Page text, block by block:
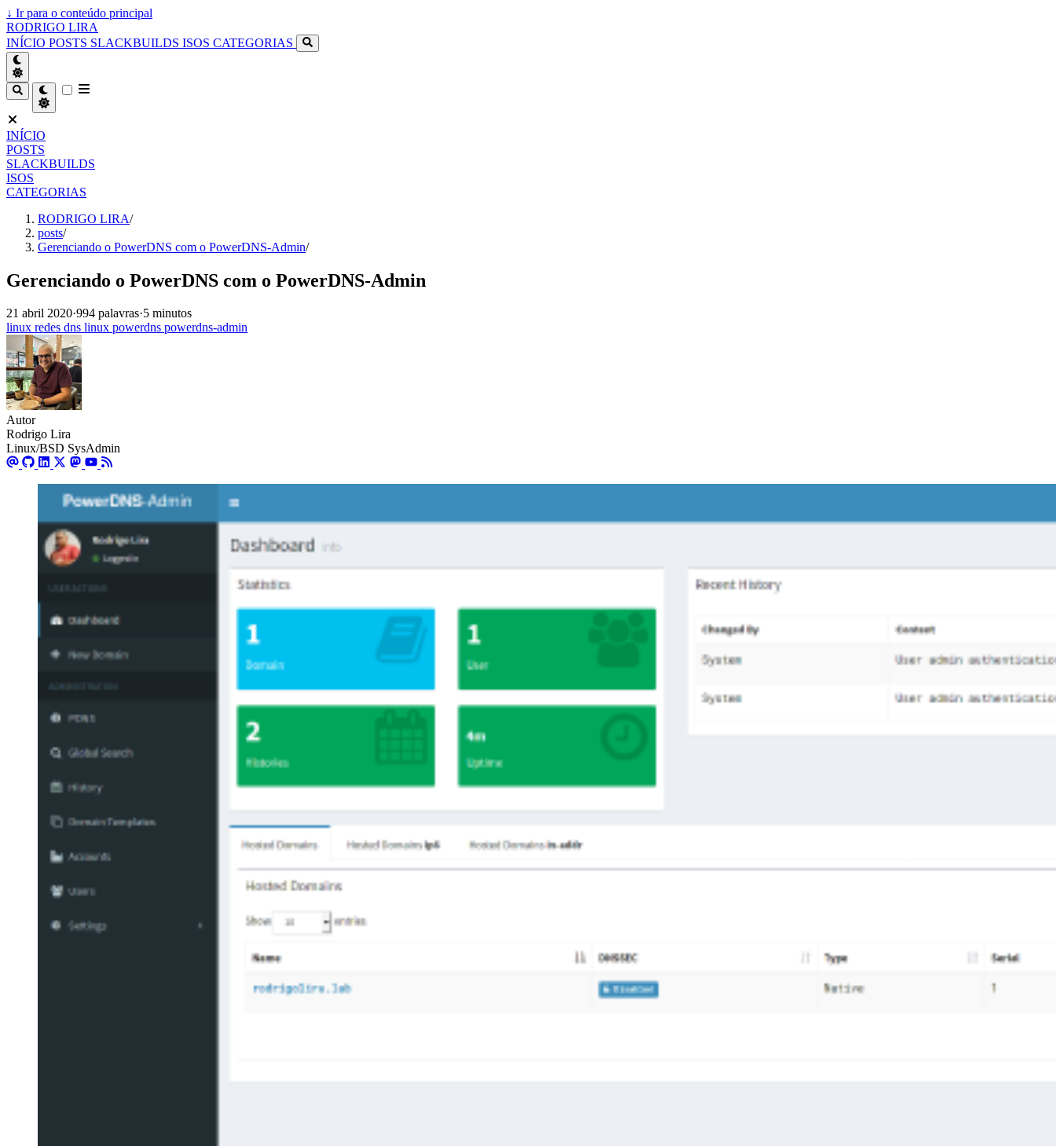
↓ Ir para o conteúdo principal
RODRIGO LIRA
INÍCIO POSTS SLACKBUILDS ISOS CATEGORIAS
INÍCIO
POSTS
SLACKBUILDS
ISOS
CATEGORIAS
RODRIGO LIRA/
posts/
Gerenciando o PowerDNS com o PowerDNS-Admin/
Gerenciando o PowerDNS com o PowerDNS-Admin
21 abril 2020·994 palavras·5 minutos
linux redes dns linux powerdns powerdns-admin
Autor
Rodrigo Lira
Linux/BSD SysAdmin